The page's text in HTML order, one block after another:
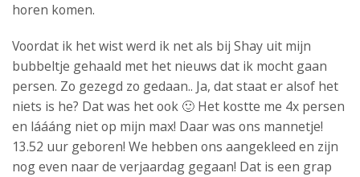
horen komen.
Voordat ik het wist werd ik net als bij Shay uit mijn
bubbeltje gehaald met het nieuws dat ik mocht gaan
persen. Zo gezegd zo gedaan.. Ja, dat staat er alsof het
niets is he? Dat was het ook 🙂 Het kostte me 4x persen
en láááng niet op mijn max! Daar was ons mannetje!
13.52 uur geboren! We hebben ons aangekleed en zijn
nog even naar de verjaardag gegaan! Dat is een grap